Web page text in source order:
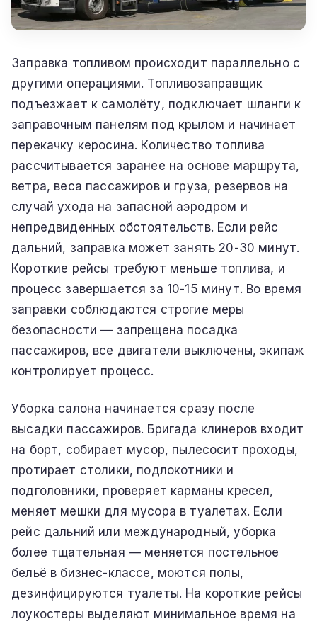
Заправка топливом происходит параллельно с
другими операциями. Топливозаправщик
подъезжает к самолёту, подключает шланги к
заправочным панелям под крылом и начинает
перекачку керосина. Количество топлива
рассчитывается заранее на основе маршрута,
ветра, веса пассажиров и груза, резервов на
случай ухода на запасной аэродром и
непредвиденных обстоятельств. Если рейс
дальний, заправка может занять 20-30 минут.
Короткие рейсы требуют меньше топлива, и
процесс завершается за 10-15 минут. Во время
заправки соблюдаются строгие меры
безопасности — запрещена посадка
пассажиров, все двигатели выключены, экипаж
контролирует процесс.
Уборка салона начинается сразу после
высадки пассажиров. Бригада клинеров входит
на борт, собирает мусор, пылесосит проходы,
протирает столики, подлокотники и
подголовники, проверяет карманы кресел,
меняет мешки для мусора в туалетах. Если
рейс дальний или международный, уборка
более тщательная — меняется постельное
бельё в бизнес-классе, моются полы,
дезинфицируются туалеты. На короткие рейсы
лоукостеры выделяют минимальное время на